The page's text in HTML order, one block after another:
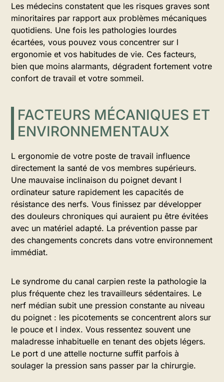
Les médecins constatent que les risques graves sont
minoritaires par rapport aux problèmes mécaniques
quotidiens. Une fois les pathologies lourdes
écartées, vous pouvez vous concentrer sur l
ergonomie et vos habitudes de vie. Ces facteurs,
bien que moins alarmants, dégradent fortement votre
confort de travail et votre sommeil.
FACTEURS MÉCANIQUES ET
ENVIRONNEMENTAUX
L ergonomie de votre poste de travail influence
directement la santé de vos membres supérieurs.
Une mauvaise inclinaison du poignet devant l
ordinateur sature rapidement les capacités de
résistance des nerfs. Vous finissez par développer
des douleurs chroniques qui auraient pu être évitées
avec un matériel adapté. La prévention passe par
des changements concrets dans votre environnement
immédiat.
Le syndrome du canal carpien reste la pathologie la
plus fréquente chez les travailleurs sédentaires. Le
nerf médian subit une pression constante au niveau
du poignet : les picotements se concentrent alors sur
le pouce et l index. Vous ressentez souvent une
maladresse inhabituelle en tenant des objets légers.
Le port d une attelle nocturne suffit parfois à
soulager la pression sans passer par la chirurgie.